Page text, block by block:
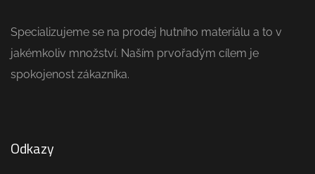
Specializujeme se na prodej hutního materiálu a to v
jakémkoliv množství. Naším prvořadým cílem je
spokojenost zákazníka.
Odkazy